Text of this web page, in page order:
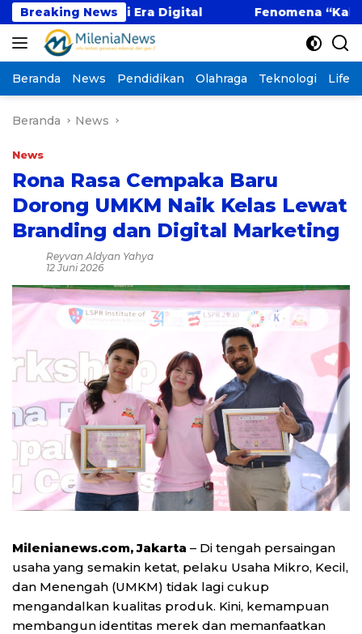
Langsung
ke
konten
Breaking News
di Era Digital Fenomena “Kabur Aja Dulu”:
Beranda News Pendidikan Olahraga Teknologi
Beranda News
News
Rona Rasa Cempaka Baru
Dorong UMKM Naik Kelas Lewat
Branding dan Digital Marketing
Reyvan Aldyan Yahya
12 Juni 2026
Milenianews.com, Jakarta – Di tengah persaingan
usaha yang semakin ketat, pelaku Usaha Mikro, Kecil,
dan Menengah (UMKM) tidak lagi cukup
mengandalkan kualitas produk. Kini, kemampuan
membangun identitas merek dan memanfaatkan